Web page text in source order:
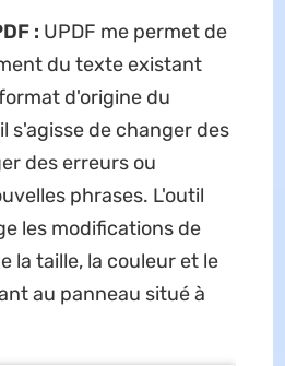
: UPDF me permet de
du texte existant
d'origine du
s'agisse de changer des
des erreurs ou
phrases. L'outil
les modifications de
la taille, la couleur et le
au panneau situé à